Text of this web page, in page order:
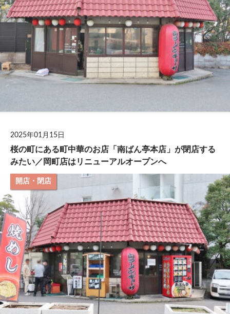
2025年01月15日
桜の町にある町中華のお店「南ばん亭本店」が閉店する
みたい／岡町店はリニューアルオープンへ
開店・閉店